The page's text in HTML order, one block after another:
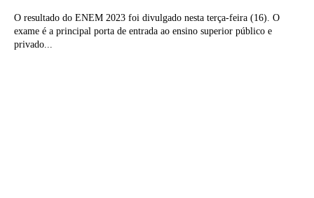
O resultado do ENEM 2023 foi divulgado nesta terça-feira (16). O
exame é a principal porta de entrada ao ensino superior público e
privado...